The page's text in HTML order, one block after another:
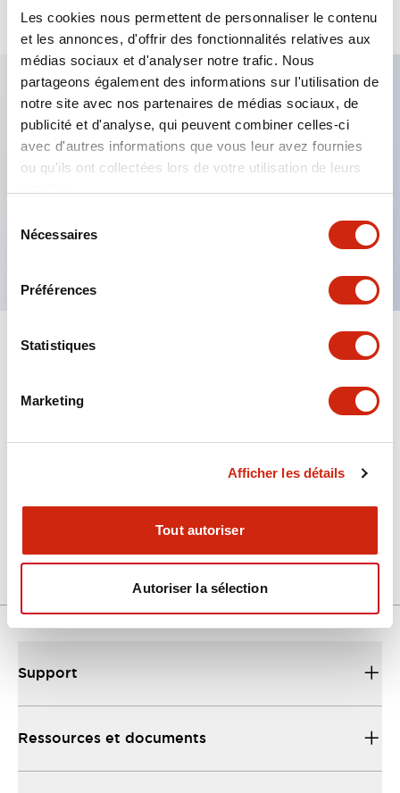
Les cookies nous permettent de personnaliser le contenu
et les annonces, d'offrir des fonctionnalités relatives aux
médias sociaux et d'analyser notre trafic. Nous
partageons également des informations sur l'utilisation de
notre site avec nos partenaires de médias sociaux, de
publicité et d'analyse, qui peuvent combiner celles-ci
avec d'autres informations que vous leur avez fournies
ou qu'ils ont collectées lors de votre utilisation de leurs
Nécessaires
Préférences
Statistiques
Marketing
Afficher les détails
Tout autoriser
Autoriser la sélection
Caractéristiques clés
Fixation par regroupement possible
Le commutateur sélecteur avec clé adopte une
structure à goupille à cylindre haute sécurité
La structure de protection est IP65 (IEC60529)
Support
Ressources et documents